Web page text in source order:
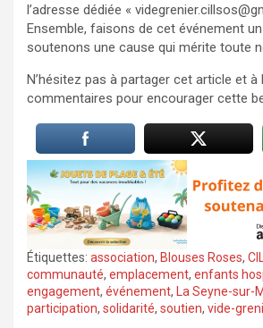
l’adresse dédiée «
Ensemble, faisons de cet événement
soutenons une cause qui mérite toute
N’hésitez pas à partager cet article et à
commentaires pour encourager cette
Étiquettes: association, Blouses Roses,
communauté, emplacement, enfants
engagement, événement, La Seyne-sur-
participation, solidarité, soutien, vide-